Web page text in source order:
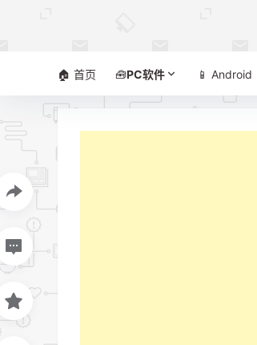
🏠 首页 🧰PC软件 📱 Android